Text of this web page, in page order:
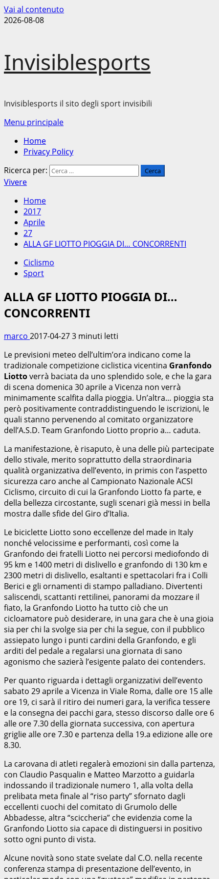
Vai al contenuto
2026-08-08
Invisiblesports
Invisiblesports il sito degli sport invisibili
Menu principale
Home
Privacy Policy
Ricerca per:
Vivere
Home
2017
Aprile
27
ALLA GF LIOTTO PIOGGIA DI… CONCORRENTI
Ciclismo
Sport
ALLA GF LIOTTO PIOGGIA DI…
CONCORRENTI
marco 2017-04-273 minuti letti
Le previsioni meteo dell’ultim’ora indicano come la
tradizionale competizione ciclistica vicentina Granfondo
Liottoverrà baciata da uno splendido sole, e che la gara
di scena domenica 30 aprile a Vicenza non verrà
minimamente scalfita dalla pioggia. Un’altra… pioggia sta
però positivamente contraddistinguendo le iscrizioni, le
quali stanno pervenendo al comitato organizzatore
dell’A.S.D. Team Granfondo Liotto proprio a… caduta.
La manifestazione, è risaputo, è una delle più partecipate
dello stivale, merito soprattutto della straordinaria
qualità organizzativa dell’evento, in primis con l’aspetto
sicurezza caro anche al Campionato Nazionale ACSI
Ciclismo, circuito di cui la Granfondo Liotto fa parte, e
della bellezza circostante, sugli scenari già messi in bella
mostra dalle sfide del Giro d’Italia.
Le biciclette Liotto sono eccellenze del made in Italy
nonché velocissime e performanti, così come la
Granfondo dei fratelli Liotto nei percorsi mediofondo di
95 km e 1400 metri di dislivello e granfondo di 130 km e
2300 metri di dislivello, esaltanti e spettacolari fra i Colli
Berici e gli ornamenti di stampo palladiano. Divertenti
saliscendi, scattanti rettilinei, panorami da mozzare il
fiato, la Granfondo Liotto ha tutto ciò che un
cicloamatore può desiderare, in una gara che è una gioia
sia per chi la svolge sia per chi la segue, con il pubblico
assiepato lungo i punti cardini della Granfondo, e gli
arditi del pedale a regalarsi una giornata di sano
agonismo che sazierà l’esigente palato dei contenders.
Per quanto riguarda i dettagli organizzativi dell’evento
sabato 29 aprile a Vicenza in Viale Roma, dalle ore 15 alle
ore 19, ci sarà il ritiro dei numeri gara, la verifica tessere
e la consegna dei pacchi gara, stesso discorso dalle ore 6
alle ore 7.30 della giornata successiva, con apertura
griglie alle ore 7.30 e partenza della 19.a edizione alle ore
8.30.
La carovana di atleti regalerà emozioni sin dalla partenza,
con Claudio Pasqualin e Matteo Marzotto a guidarla
indossando il tradizionale numero 1, alla volta della
prelibata meta finale al “riso party” sfornato dagli
eccellenti cuochi del comitato di Grumolo delle
Abbadesse, altra “sciccheria” che evidenzia come la
Granfondo Liotto sia capace di distinguersi in positivo
sotto ogni punto di vista.
Alcune novità sono state svelate dal C.O. nella recente
conferenza stampa di presentazione dell’evento, in